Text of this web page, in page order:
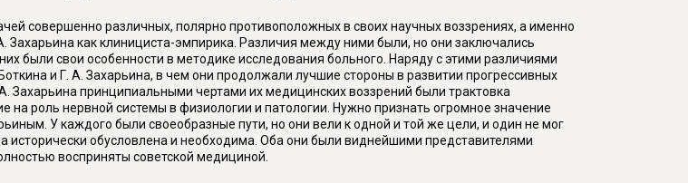
совершенно различных, полярно противоположных в своих научных воззрениях, а именно
Захарьина как клинициста-эмпирика. Различия между ними были, но они заключались
были свои особенности в методике исследования больного. Наряду с этими различиями
и Г. А. Захарьина, в чем они продолжали лучшие стороны в развитии прогрессивных
принципиальными чертами их медицинских воззрений были трактовка
на роль нервной системы в физиологии и патологии. Нужно признать огромное значение
У каждого были своеобразные пути, но они вели к одной и той же цели, и один не мог
исторически обусловлена и необходима. Оба они были виднейшими представителями
восприняты советской медициной.